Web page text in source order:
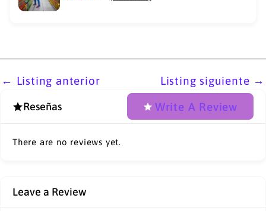
← Listing anterior Listing siguiente →
Reseñas Write A Review
There are no reviews yet.
Leave a Review